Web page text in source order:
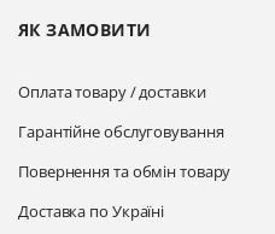
ЯК ЗАМОВИТИ
Оплата товару / доставки
Гарантійне обслуговування
Повернення та обмін товару
Доставка по Україні